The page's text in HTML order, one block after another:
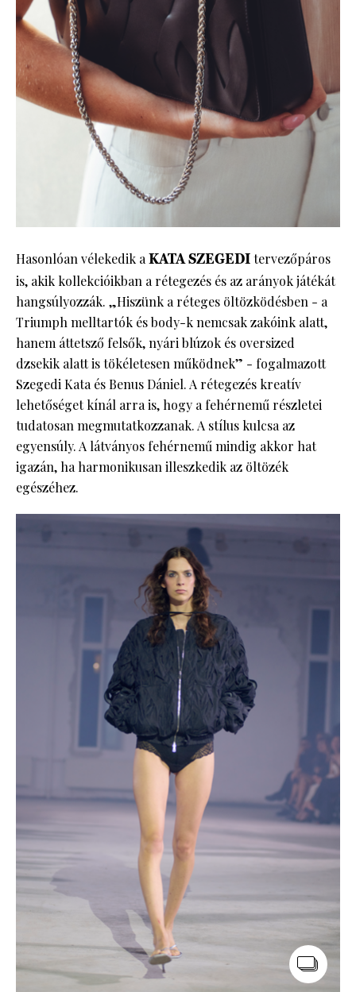
Hasonlóan vélekedik a KATA SZEGEDItervezőpáros
is, akik kollekcióikban a rétegezés és az arányok játékát
hangsúlyozzák. „Hiszünk a réteges öltözködésben - a
Triumph melltartók és body-k nemcsak zakóink alatt,
hanem áttetsző felsők, nyári blúzok és oversized
dzsekik alatt is tökéletesen működnek” - fogalmazott
Szegedi Kata és Benus Dániel. A rétegezés kreatív
lehetőséget kínál arra is, hogy a fehérnemű részletei
tudatosan megmutatkozzanak. A stílus kulcsa az
egyensúly. A látványos fehérnemű mindig akkor hat
igazán, ha harmonikusan illeszkedik az öltözék
egészéhez.